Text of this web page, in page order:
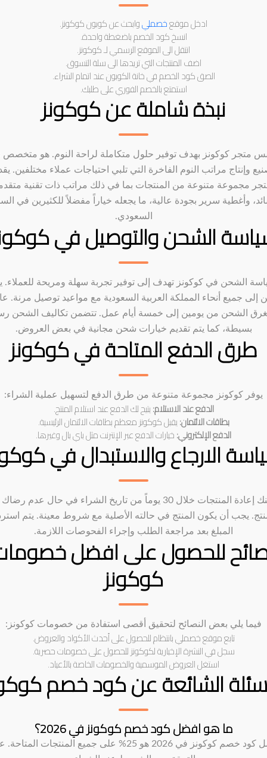
ادخل موقعخصمليوابحث عن كوبون كوكونز.
انسخ كود الخصم باضغطة واحدة.
انتقل الى الموقع الرسمي لـ كوكونز.
اضف المنتجات التي تريدها الى سلة التسوق.
الصق كود الخصم في خانة الكوبون عند اتمام الشراء.
استمتع بالخصم الفوري على طلبك.
نبذة شاملة عن كوكونز
متجر كوكونز بهدف توفير حلول متكاملة لراحة النوم. هو
وإنتاج مراتب النوم الفاخرة التي تلبي احتياجات عملاء مختلفين.
مجموعة متنوعة من المنتجات بما في ذلك مراتب ذات تقنية
وأغطية سرير بجودة عالية، ما يجعله خياراً مفضلاً للكثيرين في
السعودي.
الشحن والتوصيل في
الشحن في كوكونز تهدف إلى توفير تجربة سهلة ومريحة للعملاء.
إلى جميع أنحاء المملكة العربية السعودية مع مواعيد توصيل مرنة.
الشحن من يومين إلى خمسة أيام عمل. تتضمن تكاليف الشحن
بسيطة، كما يتم تقديم خيارات شحن مجانية في بعض العروض.
طرق الدفع المتاحة في كوكونز
يوفر كوكونز مجموعة متنوعة من طرق الدفع لتسهيل عملية الشراء:
الدفع عند الاستلام:يتيح لك الدفع عند استلام المنتج.
بطاقات الائتمان:يقبل كوكونز معظم بطاقات الائتمان الرئيسية.
الدفع الإلكتروني:خيارات الدفع عبر الإنترنت مثل باي بال وغيرها.
الارجاع والاستبدال في
يمكنك إعادة المنتجات خلال 30 يوماً من تاريخ الشراء في حال عدم
يجب أن يكون المنتج في حالته الأصلية مع شروط معينة. يتم
المبلغ بعد مراجعة الطلب وإجراء الفحوصات اللازمة.
للحصول على افضل
كوكونز
فيما يلي بعض النصائح لتحقيق أقصى استفادة من خصومات كوكونز:
تابع موقع خصملي بانتظام للحصول على أحدث الأكواد والعروض.
سجل في النشرة الإخبارية لكوكونز للحصول على خصومات حصرية.
استغل العروض الموسمية والخصومات الخاصة بالأعياد.
الشائعة عن كود خصم
ما هو افضل كود خصم كوكونز في 2026؟
افضل كود خصم كوكونز في 2026 هو 25% على جميع المنتجات